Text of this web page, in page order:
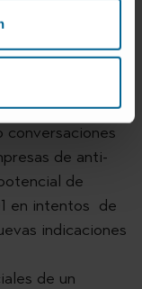
3 en
está previsto
las agencias
conversaciones
de anti-
de
en intentos de
indicaciones
de un